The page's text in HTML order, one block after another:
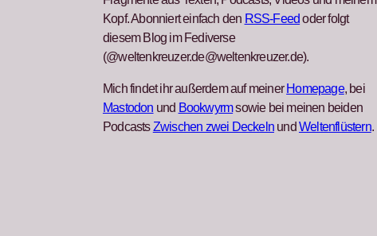
Kopf. Abonniert einfach den RSS-Feed oder folgt
diesem Blog im Fediverse
(@weltenkreuzer.de@weltenkreuzer.de).
Mich findet ihr außerdem auf meiner Homepage, bei
Mastodon und Bookwyrmsowie bei meinen beiden
PodcastsZwischen zwei Deckelnund Weltenflüstern.